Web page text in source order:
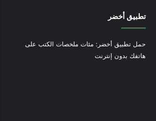
تطبيق أخضر
حمل تطبيق أخضر: مئات ملخصات الكتب على
هاتفك بدون إنترنت